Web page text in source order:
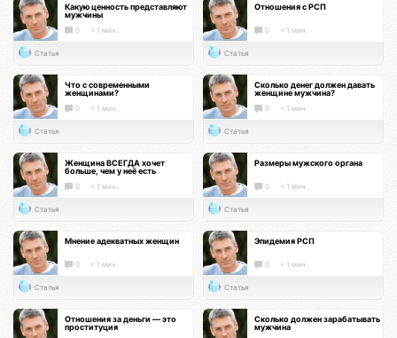
Какую ценность представляют
мужчины
0 < 1 мин.
Статья
Отношения с РСП
0 < 1 мин.
Статья
Что с современными
женщинами?
0 < 1 мин.
Статья
Сколько денег должен давать
женщине мужчина?
0 < 1 мин.
Статья
Женщина ВСЕГДА хочет
больше, чем у неё есть
0 < 1 мин.
Статья
Размеры мужского органа
0 < 1 мин.
Статья
Мнение адекватных женщин
0 < 1 мин.
Статья
Эпидемия РСП
0 < 1 мин.
Статья
Отношения за деньги — это
проституция
Сколько должен зарабатывать
мужчина